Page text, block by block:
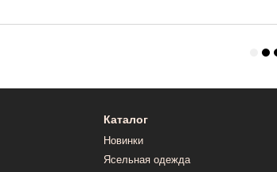
Каталог
Новинки
Ясельная одежда